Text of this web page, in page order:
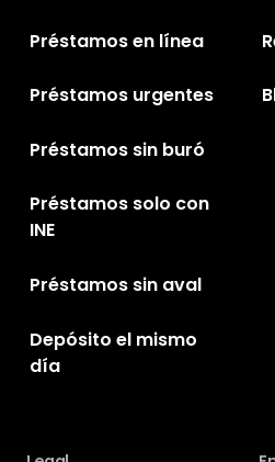
Préstamos en línea
Préstamos urgentes
Préstamos sin buró
Préstamos solo con
INE
Préstamos sin aval
Depósito el mismo
día